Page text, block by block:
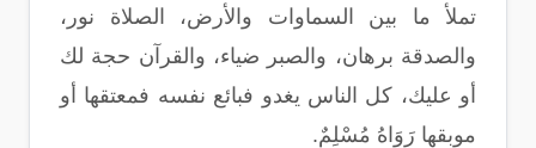
تملأ ما بين السماوات والأرض، الصلاة نور،
والصدقة برهان، والصبر ضياء، والقرآن حجة لك
أو عليك، كل الناس يغدو فبائع نفسه فمعتقها أو
موبقها رَوَاهُ مُسْلِمٌ.